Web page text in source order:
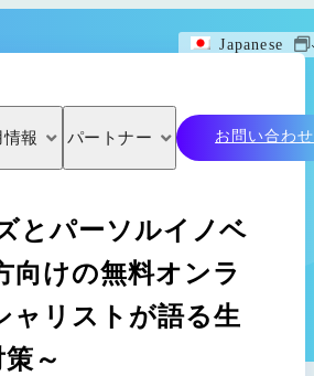
Japanese
報 パートナー お問い合わせ
とパーソルイノベ
向けの無料オンラ
ャリストが語る生
～